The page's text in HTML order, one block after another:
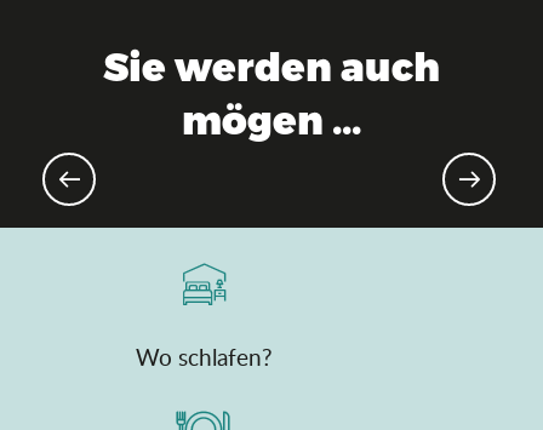
Sie werden auch
mögen ...
Wo schlafen?